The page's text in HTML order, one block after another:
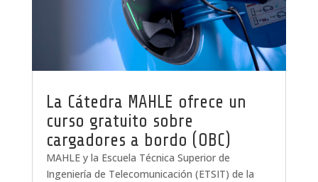
La Cátedra MAHLE ofrece un
curso gratuito sobre
cargadores a bordo (OBC)
MAHLE y la Escuela Técnica Superior de
Ingeniería de Telecomunicación (ETSIT) de la